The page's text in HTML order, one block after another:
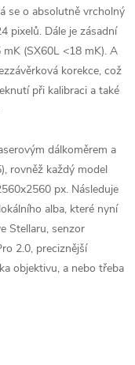
se o absolutně vrcholný
pixelů. Dále je zásadní
(SX60L <18 mK). A
korekce, což
při kalibraci a také
dálkoměrem a
rovněž každý model
px. Následuje
alba, které nyní
Stellaru, senzor
2.0, preciznější
objektivu, a nebo třeba